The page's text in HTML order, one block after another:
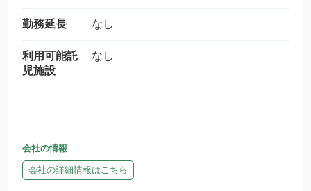
勤務延長 なし
利用可能託
児施設
なし
会社の情報
会社の詳細情報はこちら